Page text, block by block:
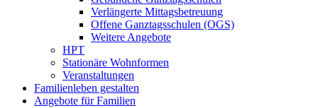
Verlängerte Mittagsbetreuung
Offene Ganztagsschulen (OGS)
Weitere Angebote
HPT
Stationäre Wohnformen
Veranstaltungen
Familienleben gestalten
Angebote für Familien